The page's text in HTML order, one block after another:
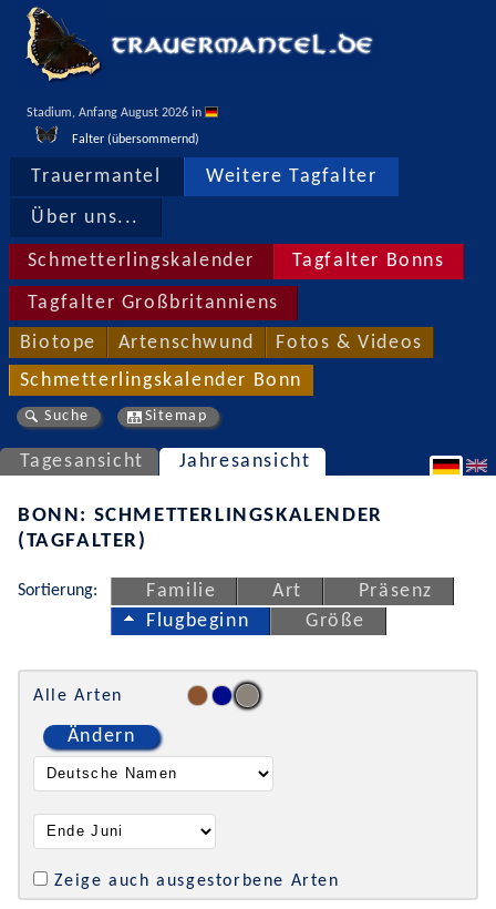
Stadium, Anfang August 2026 in
Falter (übersommernd)
Trauermantel Weitere Tagfalter
Über uns...
Schmetterlingskalender Tagfalter Bonns
Tagfalter Großbritanniens
Biotope Artenschwund Fotos & Videos
Schmetterlingskalender Bonn
Suche Sitemap
Tagesansicht Jahresansicht
BONN: SCHMETTERLINGSKALENDER
(TAGFALTER)
Sortierung: Familie Art
Präsenz
Flugbeginn
Größe
Alle Arten
Ändern
Zeige auch ausgestorbene Arten